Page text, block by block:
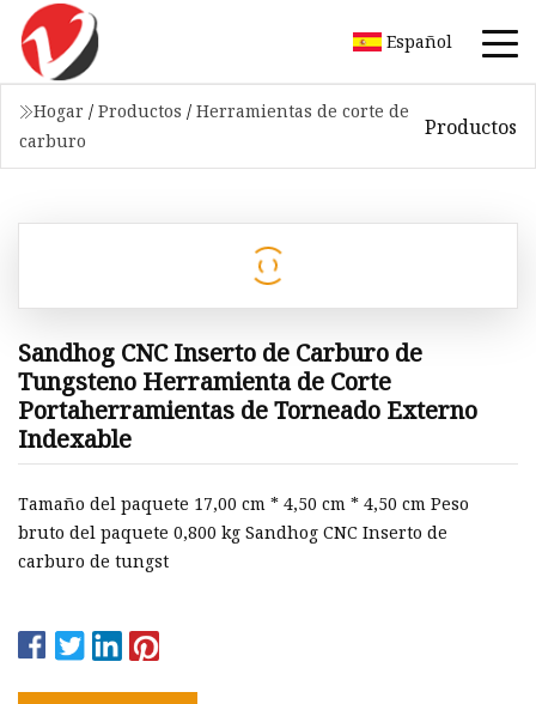
Español
Hogar / Productos / Herramientas de corte de
carburo
Productos
Sandhog CNC Inserto de Carburo de
Tungsteno Herramienta de Corte
Portaherramientas de Torneado Externo
Indexable
Tamaño del paquete 17,00 cm * 4,50 cm * 4,50 cm Peso
bruto del paquete 0,800 kg Sandhog CNC Inserto de
carburo de tungst